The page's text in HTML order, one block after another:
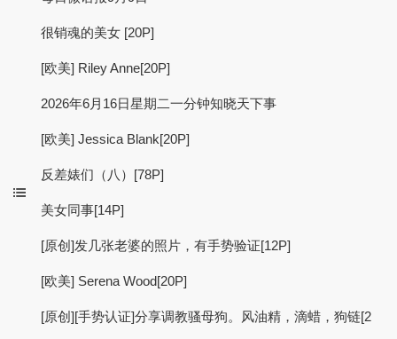
很销魂的美女 [20P]
[欧美] Riley Anne[20P]
2026年6月16日星期二一分钟知晓天下事
[欧美] Jessica Blank[20P]
反差婊们（八）[78P]
美女同事[14P]
[原创]发几张老婆的照片，有手势验证[12P]
[欧美] Serena Wood[20P]
[原创][手势认证]分享调教骚母狗。风油精，滴蜡，狗链[2